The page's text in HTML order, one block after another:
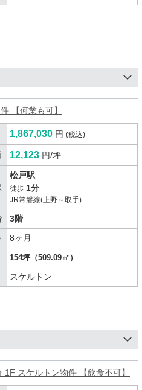
【何業も可】
1,867,030 円 (税込)
12,123 円/坪
松戸駅
徒歩 1分
JR常磐線(上野～取手)
3階
8ヶ月
154坪（509.09㎡）
スケルトン
スケルトン物件 【飲食不可】